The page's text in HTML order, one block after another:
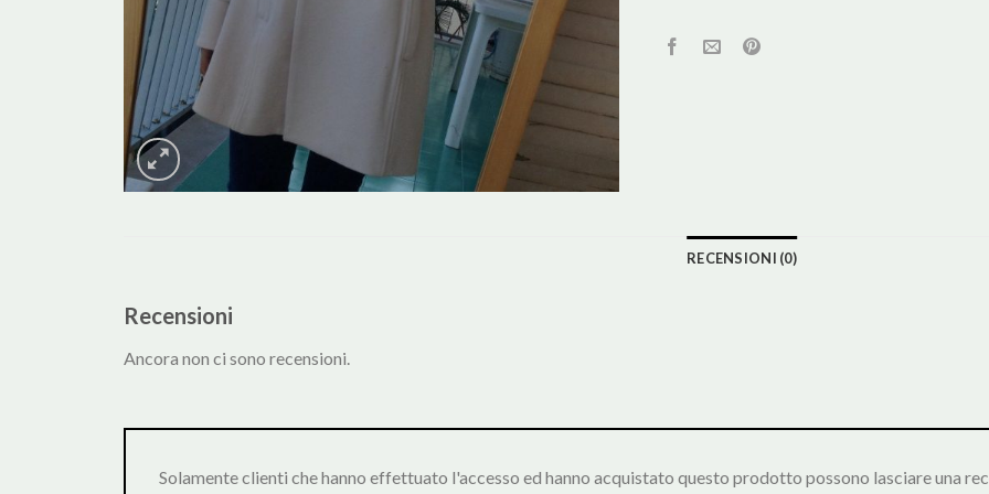
RECENSIONI (0)
Recensioni
Ancora non ci sono recensioni.
Solamente clienti che hanno effettuato l'accesso ed hanno acquistato questo prodotto possono lasciare una